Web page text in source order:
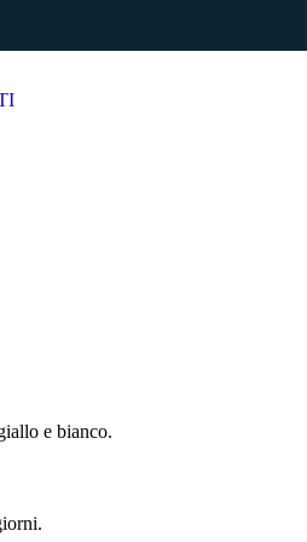
e bianco.